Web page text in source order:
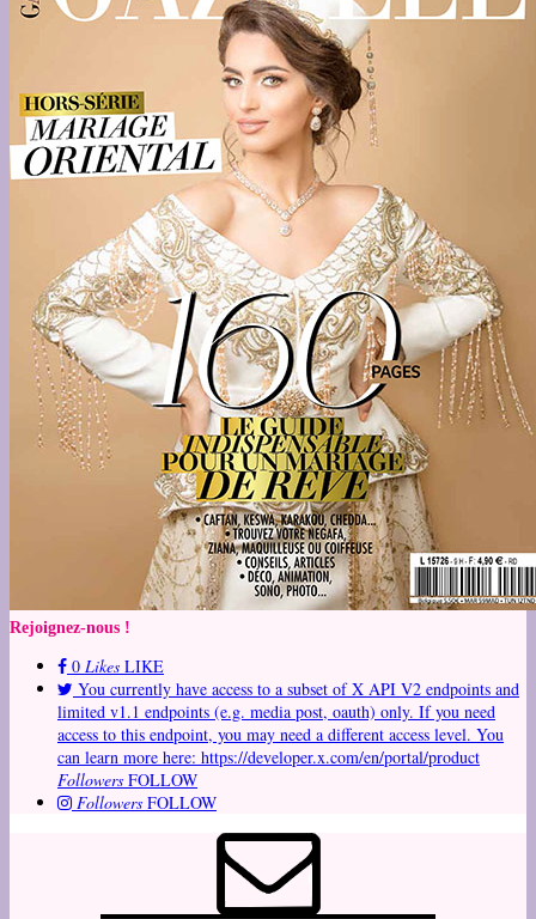
Rejoignez-nous !
0 Likes LIKE
You currently have access to a subset of X API V2 endpoints and
limited v1.1 endpoints (e.g. media post, oauth) only. If you need
access to this endpoint, you may need a different access level. You
can learn more here: https://developer.x.com/en/portal/product
Followers FOLLOW
Followers FOLLOW